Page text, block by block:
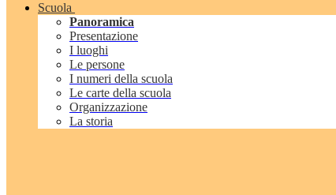
Scuola
Panoramica
Presentazione
I luoghi
Le persone
I numeri della scuola
Le carte della scuola
Organizzazione
La storia